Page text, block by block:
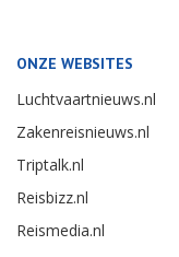
ONZE WEBSITES
Luchtvaartnieuws.nl
Zakenreisnieuws.nl
Triptalk.nl
Reisbizz.nl
Reismedia.nl